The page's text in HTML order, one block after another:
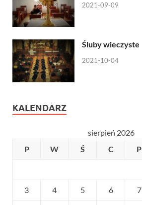
2021-09-09
Śluby wieczyste
2021-10-04
KALENDARZ
sierpień 2026
P
W Ś C P
3 4 5 6 7